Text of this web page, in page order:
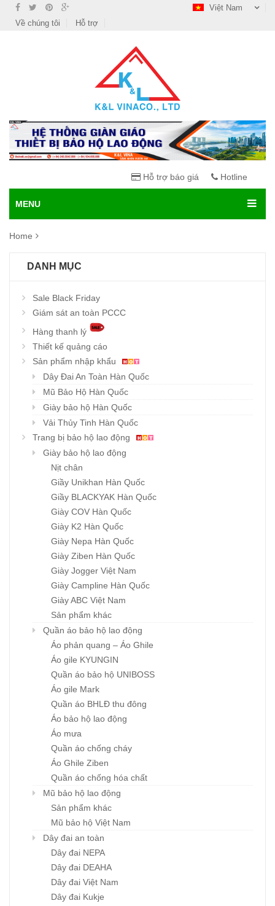
Việt Nam
Về chúng tôi
Hỗ trợ
Hỗ trợ báo giá Hotline
MENU
Home
DANH MỤC
Sale Black Friday
Giám sát an toàn PCCC
Hàng thanh lý
Thiết kế quảng cáo
Sản phẩm nhập khẩu
Dây Đai An Toàn Hàn Quốc
Mũ Bảo Hộ Hàn Quốc
Giày bảo hộ Hàn Quốc
Vải Thủy Tinh Hàn Quốc
Trang bị bảo hộ lao động
Giày bảo hộ lao động
Nịt chân
Giầy Unikhan Hàn Quốc
Giầy BLACKYAK Hàn Quốc
Giày COV Hàn Quốc
Giày K2 Hàn Quốc
Giày Nepa Hàn Quốc
Giày Ziben Hàn Quốc
Giày Jogger Việt Nam
Giày Campline Hàn Quốc
Giày ABC Việt Nam
Sản phẩm khác
Quần áo bảo hộ lao động
Áo phản quang – Áo Ghile
Áo gile KYUNGIN
Quần áo bảo hộ UNIBOSS
Áo gile Mark
Quần áo BHLĐ thu đông
Áo bảo hộ lao động
Áo mưa
Quần áo chống cháy
Áo Ghile Ziben
Quần áo chống hóa chất
Mũ bảo hộ lao động
Sản phẩm khác
Mũ bảo hộ Việt Nam
Dây đai an toàn
Dây đai NEPA
Dây đai DEAHA
Dây đai Việt Nam
Dây đai Kukje